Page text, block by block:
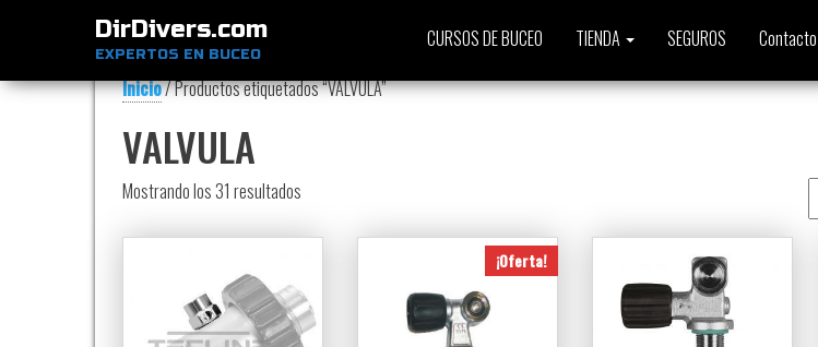
DirDivers.com
EXPERTOS EN BUCEO
CURSOS DE BUCEO TIENDA SEGUROS Contacto
Inicio/ Productos etiquetados “VALVULA”
VALVULA
Mostrando los 31 resultados
¡Oferta!